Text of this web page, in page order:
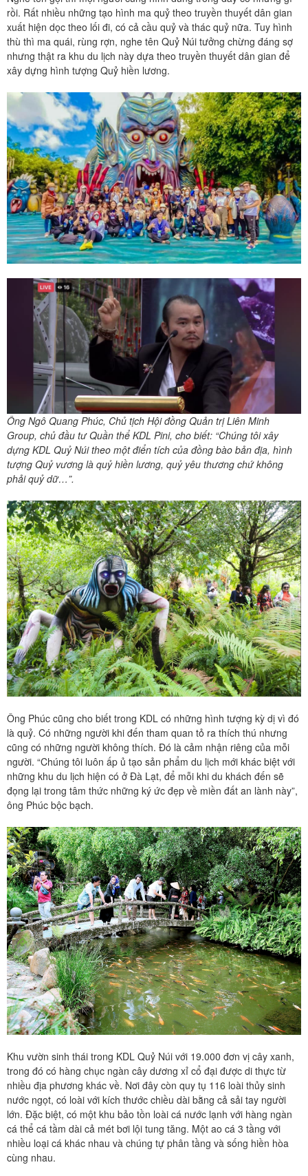
rồi. Rất nhiều những tạo hình ma quỷ theo truyền thuyết dân gian
xuất hiện dọc theo lối đi, có cả cầu quỷ và thác quỷ nữa. Tuy hình
thù thì ma quái, rùng rợn, nghe tên Quỷ Núi tưởng chừng đáng sợ
nhưng thật ra khu du lịch này dựa theo truyền thuyết dân gian để
xây dựng hình tượng Quỷ hiền lương.
Ông Ngô Quang Phúc, Chủ tịch Hội đồng Quản trị Liên Minh
Group, chủ đầu tư Quần thể KDL Pini, cho biết: “Chúng tôi xây
dựng KDL Quỷ Núi theo một điển tích của đồng bào bản địa, hình
tượng Quỷ vương là quỷ hiền lương, quỷ yêu thương chứ không
phải quỷ dữ…”.
Ông Phúc cũng cho biết trong KDL có những hình tượng kỳ dị vì đó
là quỷ. Có những người khi đến tham quan tỏ ra thích thú nhưng
cũng có những người không thích. Đó là cảm nhận riêng của mỗi
người. “Chúng tôi luôn ấp ủ tạo sản phẩm du lịch mới khác biệt với
những khu du lịch hiện có ở Đà Lạt, để mỗi khi du khách đến sẽ
đọng lại trong tâm thức những ký ức đẹp về miền đất an lành này”,
ông Phúc bộc bạch.
Khu vườn sinh thái trong KDL Quỷ Núi với 19.000 đơn vị cây xanh,
trong đó có hàng chục ngàn cây dương xỉ cổ đại được di thực từ
nhiều địa phương khác về. Nơi đây còn quy tụ 116 loài thủy sinh
nước ngọt, có loài với kích thước chiều dài bằng cả sải tay người
lớn. Đặc biệt, có một khu bảo tồn loài cá nước lạnh với hàng ngàn
cá thể cá tầm dài cả mét bơi lội tung tăng. Một ao cá 3 tầng với
nhiều loại cá khác nhau và chúng tự phân tầng và sống hiền hòa
cùng nhau.